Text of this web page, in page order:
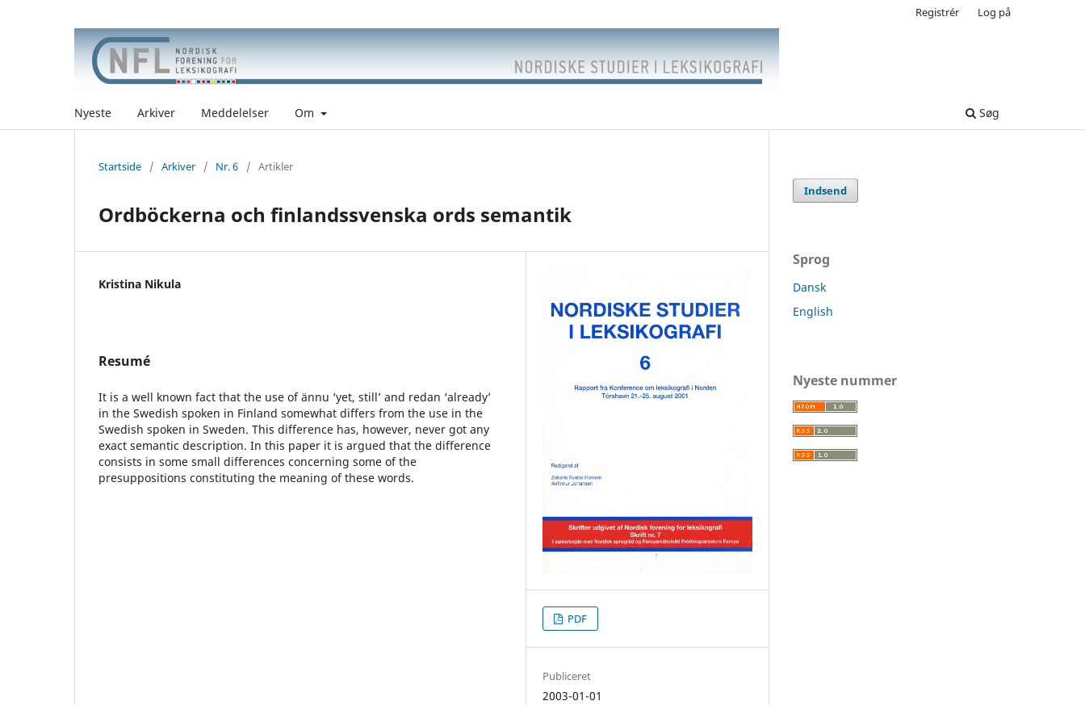
Nyeste Arkiver Meddelelser Om Søg
Registrér Log på
Startside / Arkiver / Nr. 6 / Artikler
Ordböckerna och finlandssvenska ords semantik
Kristina Nikula
Resumé
It is a well known fact that the use of ännu ‘yet, still’ and redan ‘already’
in the Swedish spoken in Finland somewhat differs from the use in the
Swedish spoken in Sweden. This difference has, however, never got any
exact semantic description. In this paper it is argued that the difference
consists in some small differences concerning some of the
presuppositions constituting the meaning of these words.
PDF
Publiceret
2003-01-01
Indsend
Sprog
Dansk
English
Nyeste nummer